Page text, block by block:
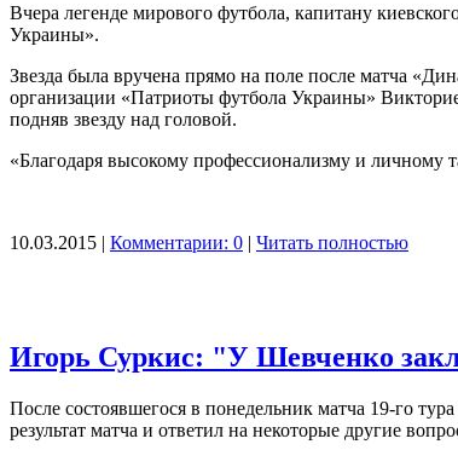
Вчера легенде мирового футбола, капитану
Украины».
Звезда была вручена прямо на поле после матча
организации «Патриоты футбола Украины»
подняв звезду над головой.
«Благодаря высокому профессионализму и личному
10.03.2015 | Комментарии: 0 | Читать полностью
Игорь Суркис: "У Шевченко
После состоявшегося в понедельник матча 19-го
результат матча и ответил на некоторые другие